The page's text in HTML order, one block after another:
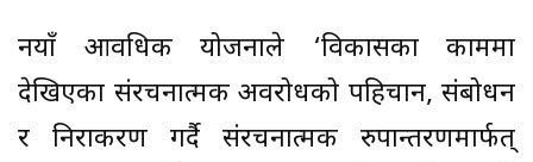
नयाँ आवधिक योजनाले ‘विकासका काममा
देखिएका संरचनात्मक अवरोधको पहिचान, संबोधन
र निराकरण गर्दै संरचनात्मक रुपान्तरणमार्फत्